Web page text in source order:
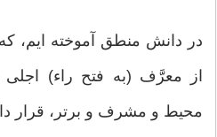
در دانش منطق آموخته ایم،
از معرَّف (به فتح راء) اجلی
محیط و مشرف و برتر، قرار